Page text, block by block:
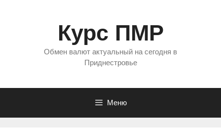
Курс ПМР
Обмен валют актуальный на сегодня в
Приднестровье
Меню